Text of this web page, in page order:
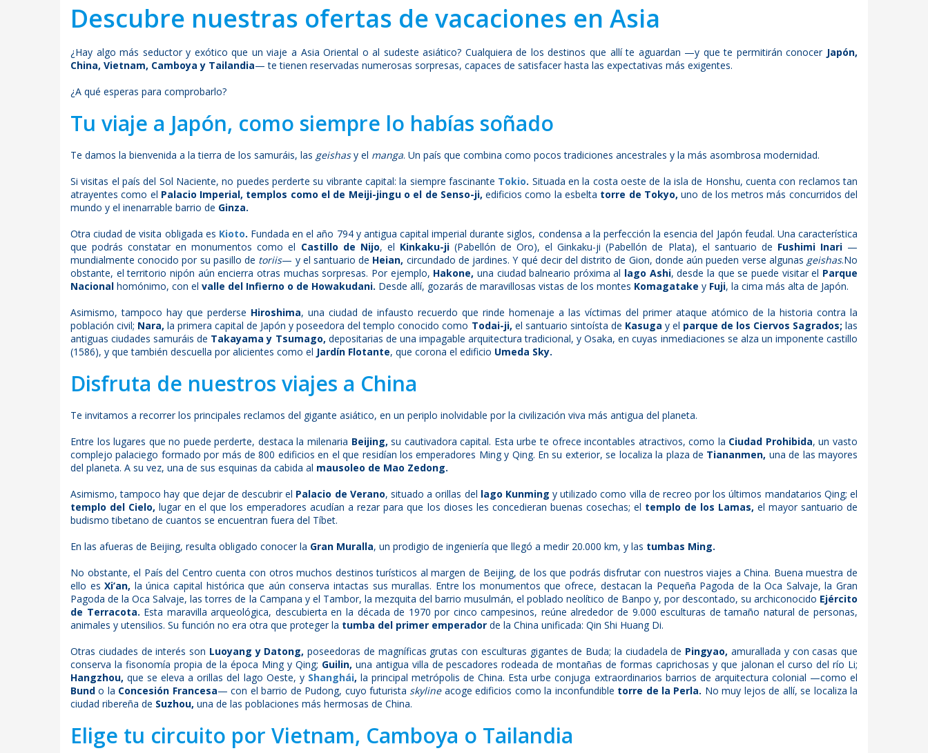
Descubre nuestras ofertas de vacaciones en Asia
¿Hay algo más seductor y exótico que un viaje a Asia Oriental o al sudeste asiático? Cualquiera de los destinos que allí te aguardan —y que te permitirán conocer Japón,
China, Vietnam, Camboya y Tailandia— te tienen reservadas numerosas sorpresas, capaces de satisfacer hasta las expectativas más exigentes.
¿A qué esperas para comprobarlo?
Tu viaje a Japón, como siempre lo habías soñado
Te damos la bienvenida a la tierra de los samuráis, las geishasy el manga. Un país que combina como pocos tradiciones ancestrales y la más asombrosa modernidad.
Si visitas el país del Sol Naciente, no puedes perderte su vibrante capital: la siempre fascinante Tokio. Situada en la costa oeste de la isla de Honshu, cuenta con reclamos tan
atrayentes como el Palacio Imperial, templos como el de Meiji-jingu o el de Senso-ji, edificios como la esbelta torre de Tokyo, uno de los metros más concurridos del
mundo y el inenarrable barrio de Ginza.
Otra ciudad de visita obligada es Kioto. Fundada en el año 794 y antigua capital imperial durante siglos, condensa a la perfección la esencia del Japón feudal. Una característica
que podrás constatar en monumentos como el Castillo de Nijo, el Kinkaku-ji(Pabellón de Oro), el Ginkaku-ji (Pabellón de Plata), el santuario de Fushimi Inari—
mundialmente conocido por su pasillo de toriis— y el santuario de Heian, circundado de jardines. Y qué decir del distrito de Gion, donde aún pueden verse algunas geishas.No
obstante, el territorio nipón aún encierra otras muchas sorpresas. Por ejemplo, Hakone, una ciudad balneario próxima al lago Ashi, desde la que se puede visitar el Parque
Nacional homónimo, con el valle del Infierno o de Howakudani. Desde allí, gozarás de maravillosas vistas de los montes Komagatake y Fuji, la cima más alta de Japón.
Asimismo, tampoco hay que perderse Hiroshima, una ciudad de infausto recuerdo que rinde homenaje a las víctimas del primer ataque atómico de la historia contra la
población civil; Nara, la primera capital de Japón y poseedora del templo conocido como Todai-ji, el santuario sintoísta de Kasuga y el parque de los Ciervos Sagrados; las
antiguas ciudades samuráis de Takayama y Tsumago, depositarias de una impagable arquitectura tradicional, y Osaka, en cuyas inmediaciones se alza un imponente castillo
(1586), y que también descuella por alicientes como el Jardín Flotante, que corona el edificio Umeda Sky.
Disfruta de nuestros viajes a China
Te invitamos a recorrer los principales reclamos del gigante asiático, en un periplo inolvidable por la civilización viva más antigua del planeta.
Entre los lugares que no puede perderte, destaca la milenaria Beijing, su cautivadora capital. Esta urbe te ofrece incontables atractivos, como la Ciudad Prohibida, un vasto
complejo palaciego formado por más de 800 edificios en el que residían los emperadores Ming y Qing. En su exterior, se localiza la plaza de Tiananmen, una de las mayores
del planeta. A su vez, una de sus esquinas da cabida al mausoleo de Mao Zedong.
Asimismo, tampoco hay que dejar de descubrir el Palacio de Verano, situado a orillas del lago Kunming y utilizado como villa de recreo por los últimos mandatarios Qing; el
templo del Cielo, lugar en el que los emperadores acudían a rezar para que los dioses les concedieran buenas cosechas; el templo de los Lamas, el mayor santuario de
budismo tibetano de cuantos se encuentran fuera del Tíbet.
En las afueras de Beijing, resulta obligado conocer la Gran Muralla, un prodigio de ingeniería que llegó a medir 20.000 km, y las tumbas Ming.
No obstante, el País del Centro cuenta con otros muchos destinos turísticos al margen de Beijing, de los que podrás disfrutar con nuestros viajes a China. Buena muestra de
ello esXi’an, la única capital histórica que aún conserva intactas sus murallas. Entre los monumentos que ofrece, destacan la Pequeña Pagoda de la Oca Salvaje, la Gran
Pagoda de la Oca Salvaje, las torres de la Campana y el Tambor, la mezquita del barrio musulmán, el poblado neolítico de Banpo y, por descontado, su archiconocido Ejército
de Terracota. Esta maravilla arqueológica, descubierta en la década de 1970 por cinco campesinos, reúne alrededor de 9.000 esculturas de tamaño natural de personas,
animales y utensilios. Su función no era otra que proteger la tumba del primer emperador de la China unificada: Qin Shi Huang Di.
Otras ciudades de interés son Luoyang y Datong, poseedoras de magníficas grutas con esculturas gigantes de Buda; la ciudadela de Pingyao, amurallada y con casas que
conserva la fisonomía propia de la época Ming y Qing; Guilin, una antigua villa de pescadores rodeada de montañas de formas caprichosas y que jalonan el curso del río Li;
Hangzhou, que se eleva a orillas del lago Oeste, y Shanghái, la principal metrópolis de China. Esta urbe conjuga extraordinarios barrios de arquitectura colonial —como el
Bund o la Concesión Francesa— con el barrio de Pudong, cuyo futurista skylineacoge edificios como la inconfundible torre de la Perla. No muy lejos de allí, se localiza la
ciudad ribereña de Suzhou, una de las poblaciones más hermosas de China.
Elige tu circuito por Vietnam, Camboya o Tailandia